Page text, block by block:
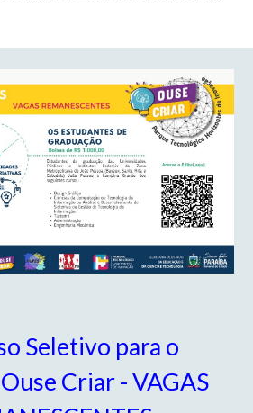
Seletivo para o
Criar - VAGAS